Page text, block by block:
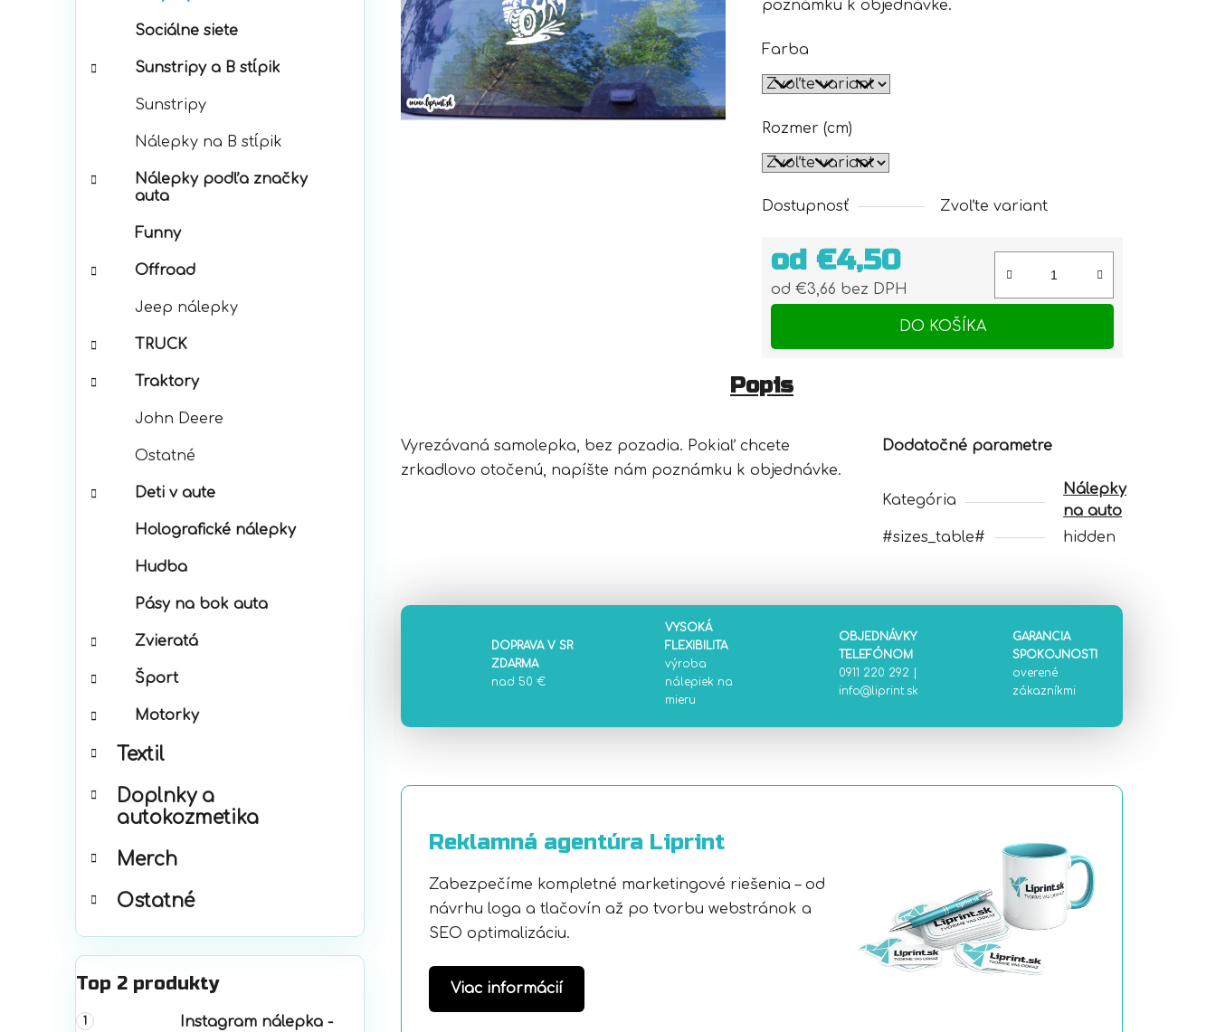
Sociálne siete
Sunstripy a B stĺpik
Sunstripy
Nálepky na B stĺpik
Nálepky podľa značky
auta
Funny
Offroad
Jeep nálepky
TRUCK
Traktory
John Deere
Ostatné
Deti v aute
Holografické nálepky
Hudba
Pásy na bok auta
Zvieratá
Šport
Motorky
Textil
Doplnky a
autokozmetika
Merch
Ostatné
Top 2 produkty
Instagram nálepka -
poznámku k objednávke.
Farba
Rozmer (cm)
Dostupnosť Zvoľte variant
od €4,50
od €3,66 bez DPH
Jednotková cena:
DO KOŠÍKA
Popis
Vyrezávaná samolepka, bez pozadia. Pokiaľ chcete
zrkadlovo otočenú, napíšte nám poznámku k objednávke.
Dodatočné parametre
Kategória
Nálepky
na auto
#sizes_table#
hidden
DOPRAVA V SR
ZDARMA
nad 50 €
VYSOKÁ
FLEXIBILITA
výroba
nálepiek na
mieru
OBJEDNÁVKY
TELEFÓNOM
0911 220 292
info@liprint.sk
GARANCIA
SPOKOJNOSTI
overené
zákazníkmi
Reklamná agentúra Liprint
Zabezpečíme kompletné marketingové riešenia – od
návrhu loga a tlačovín až po tvorbu webstránok a
SEO optimalizáciu.
Viac informácií